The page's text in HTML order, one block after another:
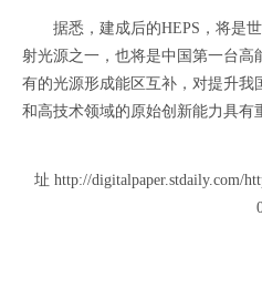
据悉，建成后的HEPS，将是世
射光源之一，也将是中国第一台高
有的光源形成能区互补，对提升我
和高技术领域的原始创新能力具有
址 http://digitalpaper.stdaily.com/